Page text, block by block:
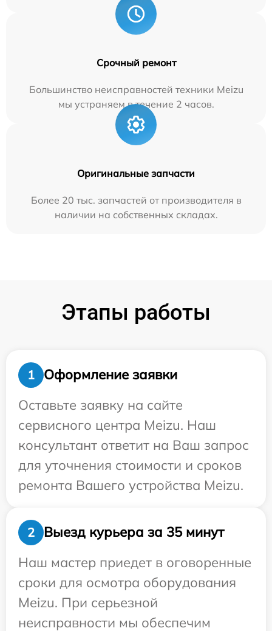
Срочный ремонт
Большинство неисправностей техники Meizu
мы устраняем в течение 2 часов.
Оригинальные запчасти
Более 20 тыс. запчастей от производителя в
наличии на собственных складах.
Этапы работы
1
Оформление заявки
Оставьте заявку на сайте
сервисного центра Meizu. Наш
консультант ответит на Ваш запрос
для уточнения стоимости и сроков
ремонта Вашего устройства Meizu.
2
Выезд курьера за 35 минут
Наш мастер приедет в оговоренные
сроки для осмотра оборудования
Meizu. При серьезной
неисправности мы обеспечим